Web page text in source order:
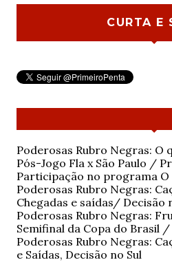
CURTA E
Poderosas Rubro Negras: O
Pós-Jogo Fla x São Paulo /
Participação no programa O
Poderosas Rubro Negras:
Chegadas e saídas/ Decisão
Poderosas Rubro Negras:
Semifinal da Copa do Brasil
Poderosas Rubro Negras:
e Saídas, Decisão no Sul